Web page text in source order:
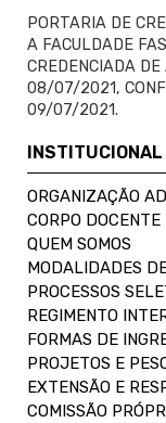
PORTARIA DE
A FACULDADE
CREDENCIADA
08/07/2021,
09/07/2021.
INSTITUCIONAL
ORGANIZAÇÃO
CORPO DOCENTE
QUEM SOMOS
MODALIDADES
PROCESSOS
REGIMENTO
FORMAS DE
PROJETOS E
EXTENSÃO E
COMISSÃO